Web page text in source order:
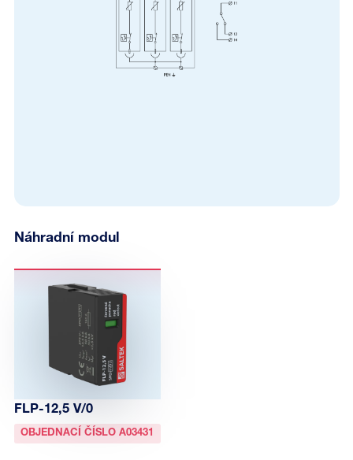
Náhradní modul
FLP-12,5 V/0
OBJEDNACÍ ČÍSLO A03431